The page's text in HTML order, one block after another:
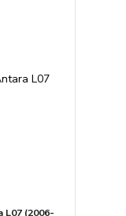
L07 (2006-